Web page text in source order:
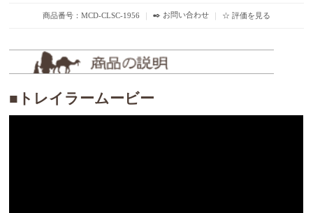
商品番号：MCD-CLSC-1956 ｜ ✒️ お問い合わせ ｜ ☆ 評価を見る
■トレイラームービー